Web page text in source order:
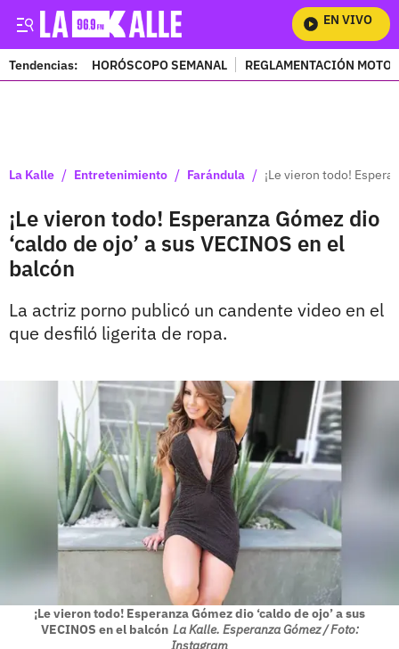
EN VIVO
Tendencias: HORÓSCOPO SEMANAL REGLAMENTACIÓN
La Kalle / Entretenimiento / Farándula / ¡Le vieron todo!
¡Le vieron todo! Esperanza Gómez dio
‘caldo de ojo’ a sus VECINOS en el
balcón
La actriz porno publicó un candente video en el
que desfiló ligerita de ropa.
¡Le vieron todo! Esperanza Gómez dio ‘caldo de ojo’ a sus
VECINOS en el balcón La Kalle. Esperanza Gómez / Foto:
Instagram